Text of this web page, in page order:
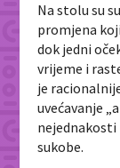
Na stolu su
promjena
dok jedni
vrijeme i
je
uvećavanje
nejednakosti
sukobe.